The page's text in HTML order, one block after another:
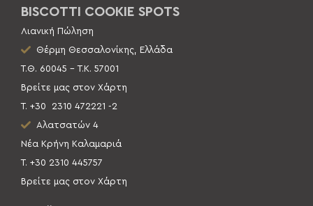
BISCOTTI COOKIE SPOTS
Λιανική Πώληση
Θέρμη Θεσσαλονίκης, Ελλάδα
Τ.Θ. 60045 – Τ.Κ. 57001
Βρείτε μας στον Χάρτη
Τ. +30
2310 472221 -2
Αλατσατών 4
Νέα Κρήνη Καλαμαριά
Τ. +30 2310 445757
Βρείτε μας στον Χάρτη